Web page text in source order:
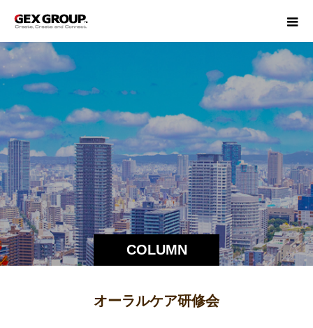
COLUMN
オーラルケア研修会